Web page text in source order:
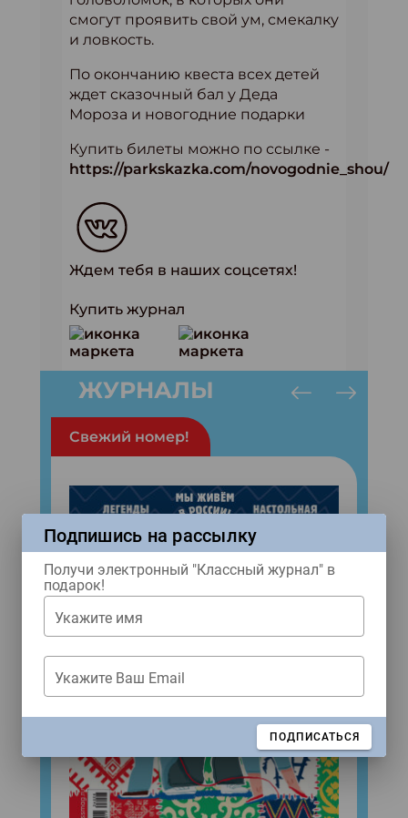
смогут проявить свой ум, смекалку
и ловкость.
По окончанию квеста всех детей
ждет сказочный бал у Деда
Мороза и новогодние подарки
Купить билеты можно по ссылке -
https://parkskazka.com/novogodnie_shou/
Ждем тебя в наших соцсетях!
Купить журнал
ЖУРНАЛЫ
Свежий номер!
Подпишись на рассылку
Получи электронный "Классный журнал" в
подарок!
Укажите имя
Укажите Ваш Email
ПОДПИСАТЬСЯ